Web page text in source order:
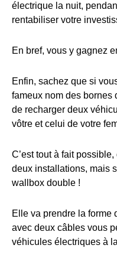
électrique la nuit,
rentabiliser votre
En bref, vous y gagnez
Enfin, sachez que si
fameux nom des bornes
de recharger deux
vôtre et celui de votre
C’est tout à fait
deux installations, mais
wallbox double !
Elle va prendre la forme
avec deux câbles vous
véhicules électriques à